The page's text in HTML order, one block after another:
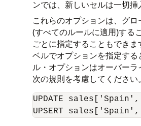
ンでは、新しいセルは一切挿
これらのオプションは、グロ
(すべてのルールに適用)する
ごとに指定することもできま
ベルでオプションを指定する
ル・オプションはオーバーラ
次の規則を考慮してください。
UPDATE